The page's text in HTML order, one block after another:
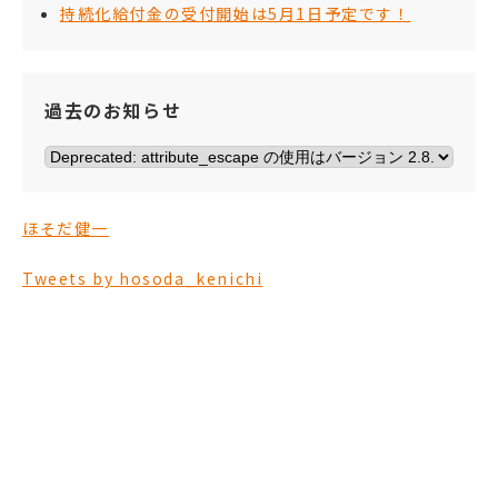
持続化給付金の受付開始は5月1日予定です！
過去のお知らせ
ほそだ健一
Tweets by hosoda_kenichi